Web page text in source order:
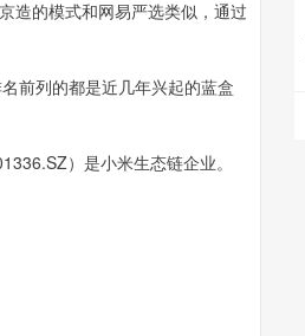
造的模式和网易严选类似，通过
前列的都是近几年兴起的蓝盒
）是小米生态链企业。